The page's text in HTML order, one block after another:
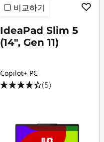
비교하기
IdeaPad Slim 5
(14", Gen 11)
Copilot+ PC
(5)